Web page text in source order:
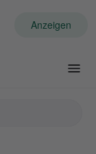
Anzeigen